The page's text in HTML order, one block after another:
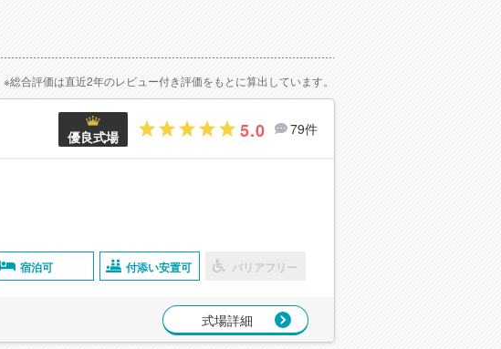
※総合評価は直近2年のレビュー付き評価をもとに算出しています。
優良式場 5.0 79件
宿泊可 付添い安置可 バリアフリー
式場詳細